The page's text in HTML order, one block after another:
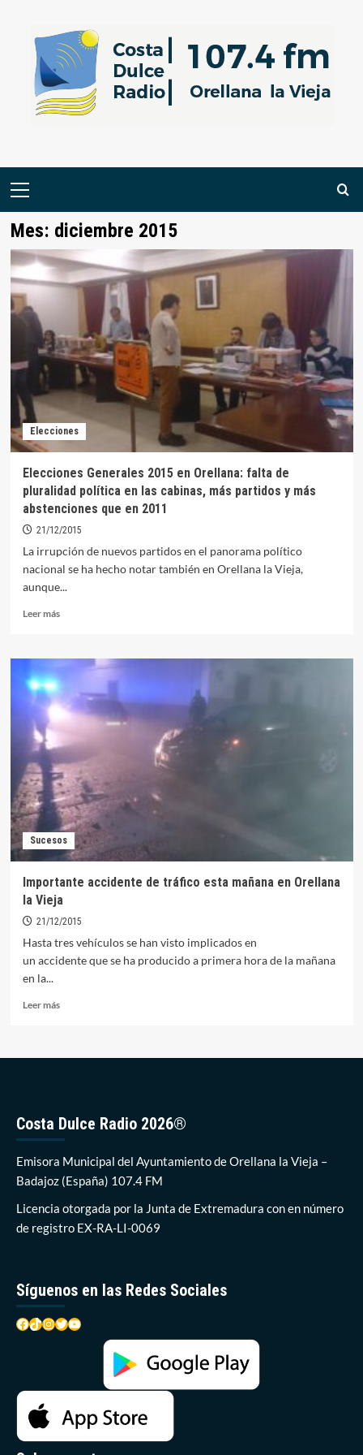
contenido
Menú
Mes: diciembre 2015
Elecciones
Elecciones Generales 2015 en Orellana: falta de
pluralidad política en las cabinas, más partidos y más
abstenciones que en 2011
21/12/2015
La irrupción de nuevos partidos en el panorama político
nacional se ha hecho notar también en Orellana la Vieja,
aunque...
Leer másLeer
Elecciones
Generales
en
Orellana:
de
pluralidad
política
en
las
cabinas,
más
partidos
más
abstenciones
que
2011
Sucesos
Importante accidente de tráfico esta mañana en Orellana
la Vieja
21/12/2015
Hasta tres vehículos se han visto implicados en
un accidente que se ha producido a primera hora de la mañana
en la...
Leer másLeer
mañana
en
Orellana
Vieja
Costa Dulce Radio 2026®
Emisora Municipal del Ayuntamiento de Orellana la Vieja –
Badajoz (España) 107.4 FM
Licencia otorgada por la Junta de Extremadura con en número
de registro EX-RA-LI-0069
Síguenos en las Redes Sociales
Facebook
TikTok
Instagram
Twitter
YouTube